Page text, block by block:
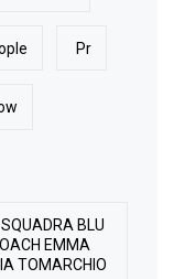
Pr
BLU
EMMA
TOMARCHIO